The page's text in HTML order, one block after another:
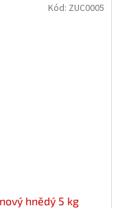
hnědý 5 kg
Kód: ZUC0005